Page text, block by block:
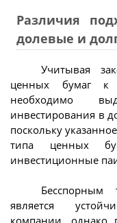
Различия
долевые и
Учитывая
ценных бумаг к
необходимо
инвестирования в
поскольку
типа ценных
инвестиционные
Бесспорным
является